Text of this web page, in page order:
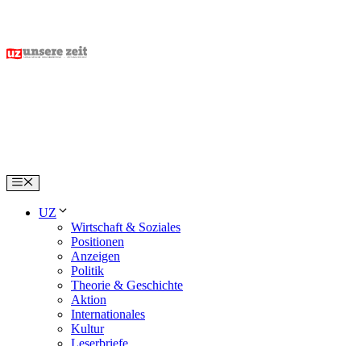
content
Menu
UZ
Wirtschaft & Soziales
Positionen
Anzeigen
Politik
Theorie & Geschichte
Aktion
Internationales
Kultur